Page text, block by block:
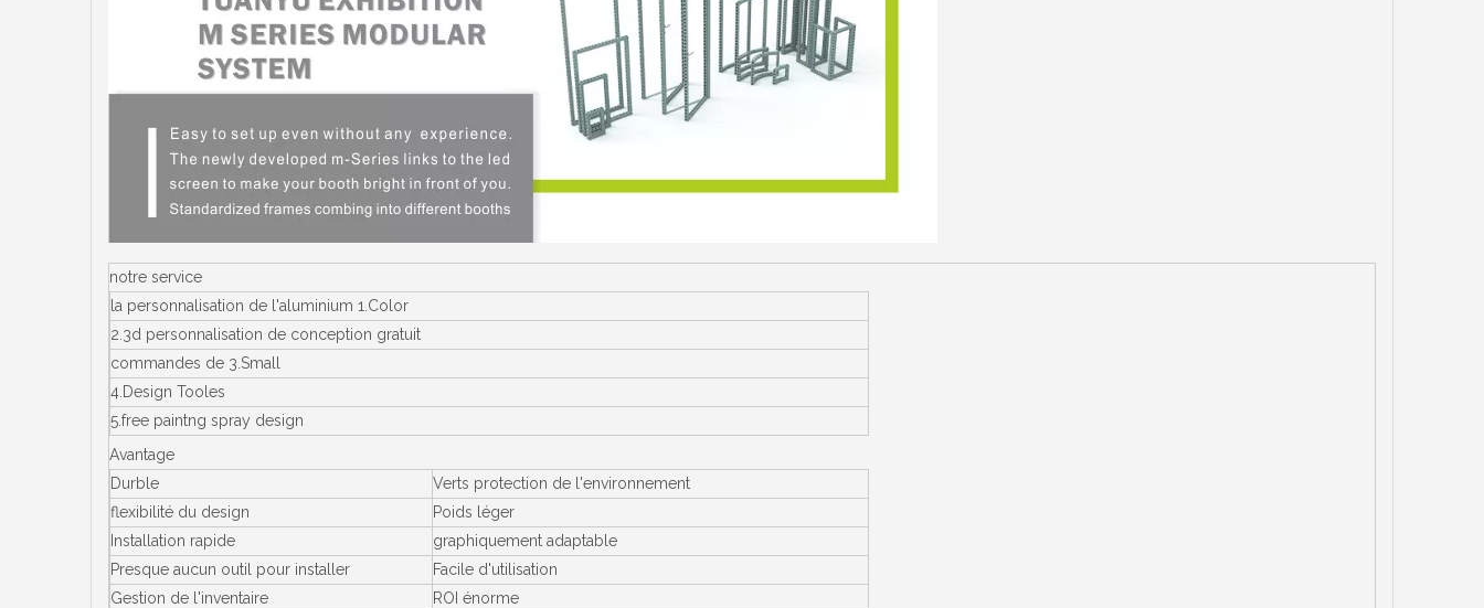
notre service
la personnalisation de l'aluminium 1.Color
2.3d personnalisation de conception gratuit
commandes de 3.Small
4.Design Tooles
5.free paintng spray design
Avantage
Durble
Verts protection de l'environnement
flexibilité du design
Poids léger
Installation rapide
graphiquement adaptable
Presque aucun outil pour installer
Facile d'utilisation
Gestion de l'inventaire
ROI énorme